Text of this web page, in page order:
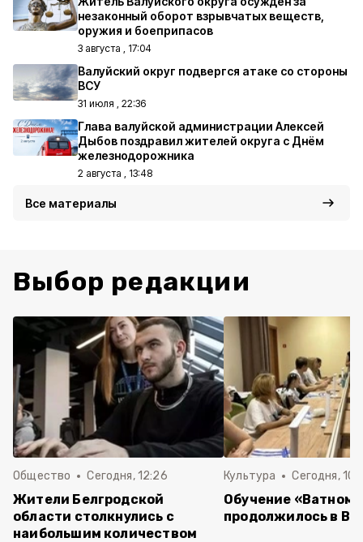
незаконный оборот взрывчатых веществ,
оружия и боеприпасов
3 августа , 17:04
Валуйский округ подвергся атаке со стороны
ВСУ
31 июля , 22:36
Глава валуйской администрации Алексей
Дыбов поздравил жителей округа с Днём
железнодорожника
2 августа , 13:48
Все материалы
Выбор редакции
Общество Сегодня, 12:26
Жители Белгродской
области столкнулись с
наибольшим количеством
Культура Сегодня,
Обучение
продолжилось в